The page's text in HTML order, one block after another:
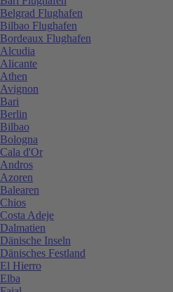
Belgrad Flughafen
Bilbao Flughafen
Bordeaux Flughafen
Alcudia
Alicante
Athen
Avignon
Bari
Berlin
Bilbao
Bologna
Cala d'Or
Andros
Azoren
Balearen
Chios
Costa Adeje
Dalmatien
Dänische Inseln
Dänisches Festland
El Hierro
Elba